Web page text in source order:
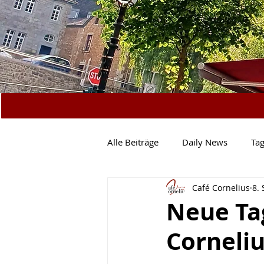
Alle Beiträge Daily News
Vegetarisch Salate & Co.
Mittagstisch Specials
Neue
Café Cornelius 8.